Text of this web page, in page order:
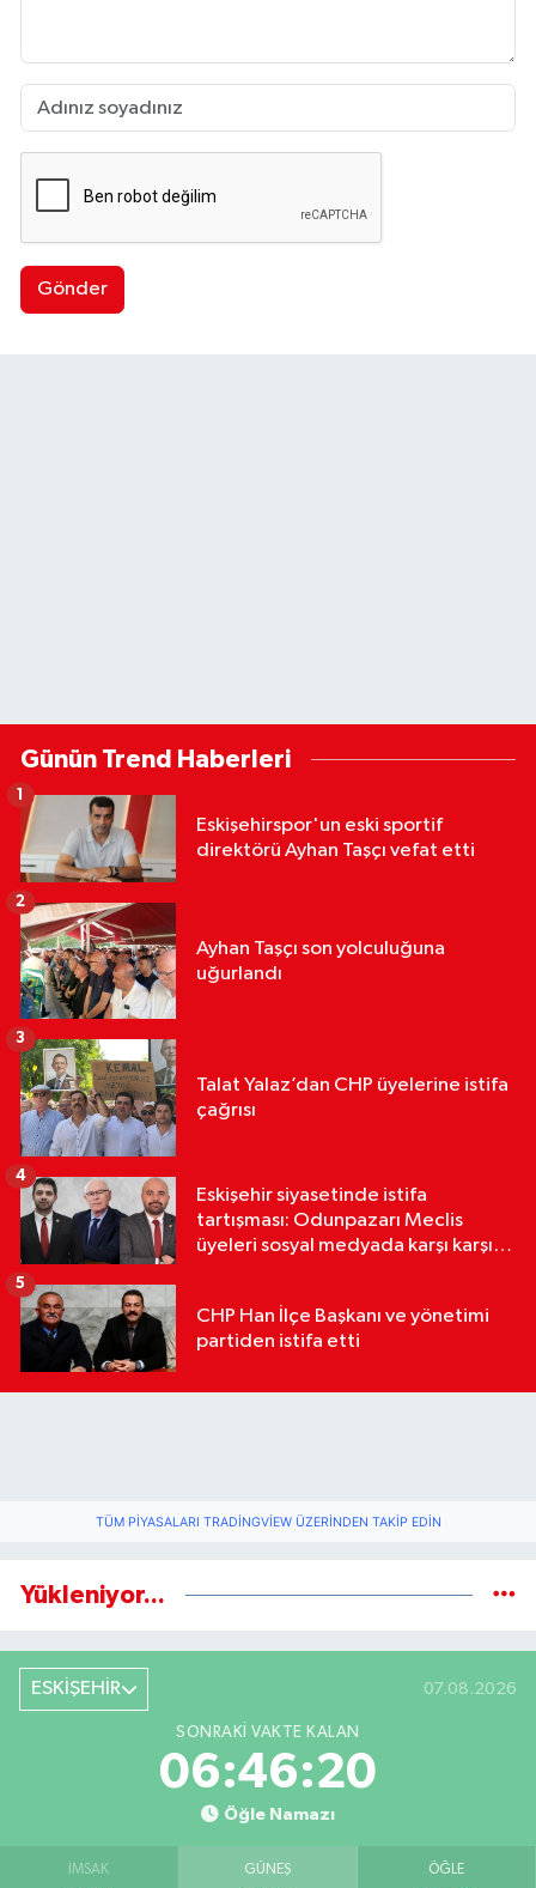
Gönder
Günün Trend Haberleri
Eskişehirspor'un eski sportif
direktörü Ayhan Taşçı vefat etti
1
Ayhan Taşçı son yolculuğuna
uğurlandı
2
Talat Yalaz’dan CHP üyelerine istifa
çağrısı
3
Eskişehir siyasetinde istifa
tartışması: Odunpazarı Meclis
üyeleri sosyal medyada karşı karşıya
4
CHP Han İlçe Başkanı ve yönetimi
partiden istifa etti
5
TÜM PIYASALARI TRADINGVIEW ÜZERINDEN TAKIP EDIN
Yükleniyor...
ESKİŞEHİR 07.08.2026
SONRAKI VAKTE KALAN
06:46:19
Öğle Namazı
İMSAK GÜNEŞ ÖĞLE